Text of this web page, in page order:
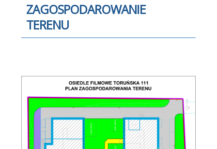
ZAGOSPODAROWANIE
TERENU